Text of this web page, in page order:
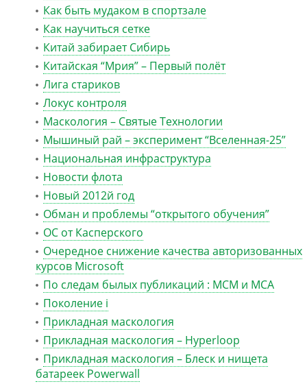
Как быть мудаком в спортзале
Как научиться сетке
Китай забирает Сибирь
Китайская “Мрия” – Первый полёт
Лига стариков
Локус контроля
Маскология – Святые Технологии
Мышиный рай – эксперимент “Вселенная-25”
Национальная инфраструктура
Новости флота
Новый 2012й год
Обман и проблемы “открытого обучения”
ОС от Касперского
Очередное снижение качества авторизованных
курсов Microsoft
По следам былых публикаций : MCM и MCA
Поколение i
Прикладная маскология
Прикладная маскология – Hyperloop
Прикладная маскология – Блеск и нищета
батареек Powerwall